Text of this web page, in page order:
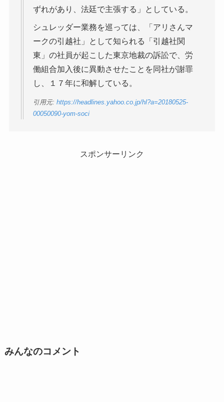
ずれがあり、法廷で主張する」としている。
シュレッダー業務を巡っては、「アリさんマ
ークの引越社」として知られる「引越社関
東」の社員が起こした東京地裁の訴訟で、労
働組合加入後に異動させたことを同社が謝罪
し、１７年に和解している。
引用元: https://headlines.yahoo.co.jp/hl?a=20180525-
00050090-yom-soci
スポンサーリンク
みんなのコメント